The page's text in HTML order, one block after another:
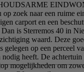
zoek naar een ruime
carport en een
is Sterremos 40 in
waard. Deze
gelegen op een perceel
nodig heeft. De achtertuin
mogelijkheden om